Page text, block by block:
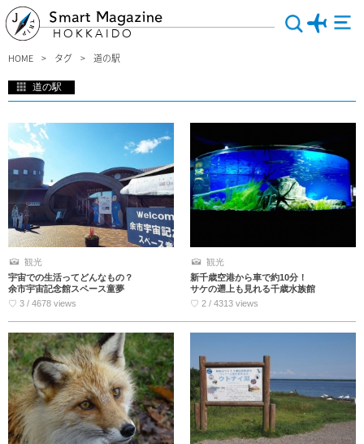
Smart Magazine
HOKKAIDO
HOME タグ 道の駅
道の駅
ンの絶品スイーツなど、ここにしかないものが種類豊富に並びます。ドライブの途
中で温泉に入ったり、絶景を見たり、キタキツネに会ったり…気軽に立ち寄れるの
も魅力のひとつ。個性的な道の駅もたくさんあるので、ぜひチェックしてみて下さ
観光
宇宙での生活ってどんなもの？
余市宇宙記念館スペース童夢
♡ 3 / 4678 views
観光
新千歳空港から車で約10分！
サケの遡上も見れる千歳水族館
♡ 2 / 4313 views